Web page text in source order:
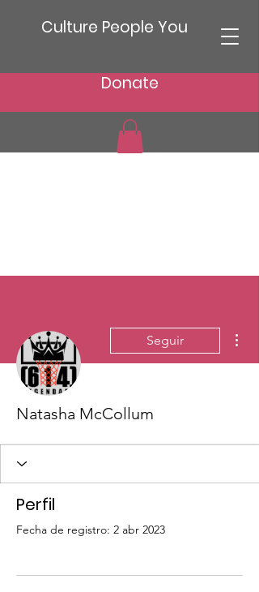
Culture People You
Donate
Seguir
Natasha McCollum
Perfil
Fecha de registro: 2 abr 2023